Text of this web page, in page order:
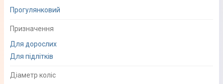
Прогулянковий
Призначення
Для дорослих
Для підлітків
Діаметр коліс